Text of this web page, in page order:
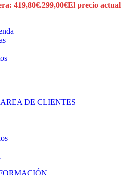
419,80€.299,00€El precio actual
AREA DE CLIENTES